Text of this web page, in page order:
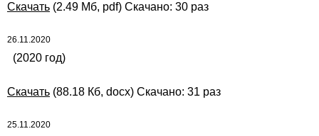
Скачать (2.49 Мб, pdf) Скачано: 30 раз
26.11.2020
(2020 год)
Скачать (88.18 Кб, docx) Скачано: 31 раз
25.11.2020